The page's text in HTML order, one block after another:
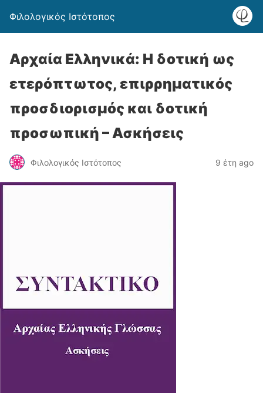
Φιλολογικός Ιστότοπος
Αρχαία Ελληνικά: Η δοτική ως
ετερόπτωτος, επιρρηματικός
προσδιορισμός και δοτική
προσωπική – Ασκήσεις
Φιλολογικός Ιστότοπος 9 έτη ago